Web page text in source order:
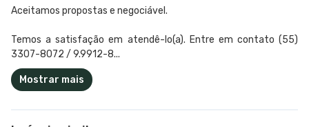
Aceitamos propostas e negociável.
Temos a satisfação em atendê-lo(a). Entre em contato (55)
3307-8072 / 9.9912-8...
Mostrar mais